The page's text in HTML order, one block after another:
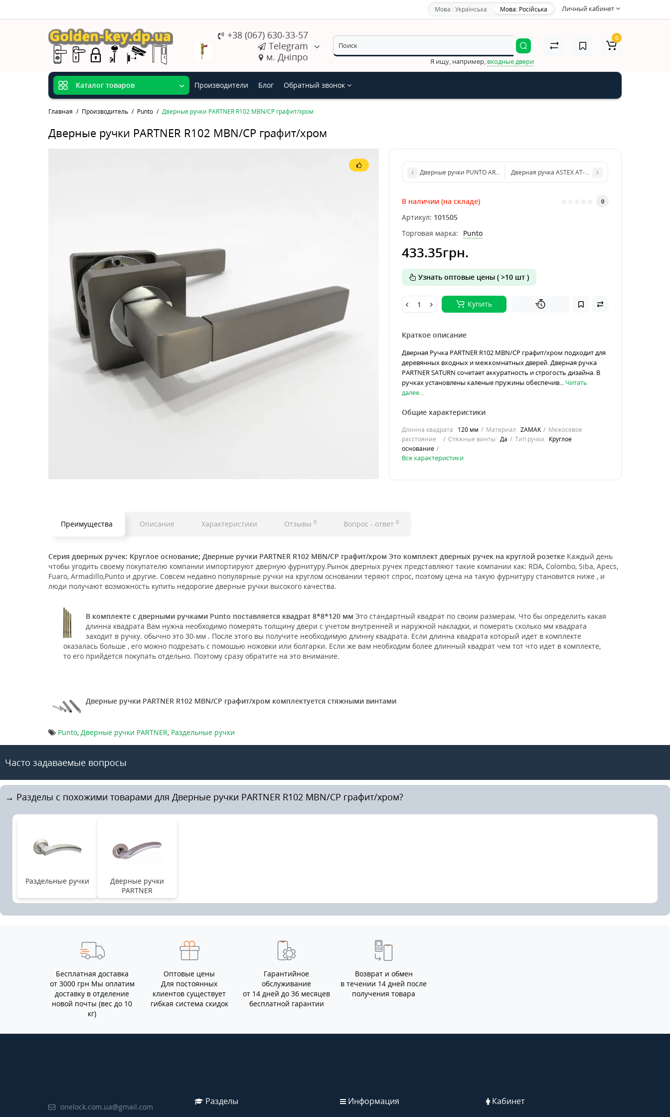
Личный кабинет
Мова : Українська Мова: Російська
+38 (067) 630-33-57
Telegram
м. Дніпро
Я ищу, например, входные двери
0
Каталог товаров Производители Блог Обратный звонок
Главная Производитель Punto Дверные ручки PARTNER R102 MBN/CP графит/хром
Дверные ручки PARTNER R102 MBN/CP графит/хром
Дверные ручки PUNTO ARFA ABG-6 (Зеленая бронза)
В наличии (на складе) 0
Артикул: 101505
Торговая марка:
Punto
433.35грн.
Узнать оптовые цены ( >10 шт )
Купить
Краткое описание
Дверная Ручка PARTNER R102 MBN/CP графит/хром подходит для
деревянных входных и межкомнатных дверей. Дверная ручка
PARTNER SATURN сочетает аккуратность и строгость дизайна. В
ручках установлены каленые пружины обеспечив... Читать
далее...
Общие характеристики
Длинна квадрата 120 мм Материал ZAMAK
Межосевое
расстояние
Стяжные винты Да Тип ручки
Круглое
основание
Все характеристики
Преимущества Описание Характеристики Отзывы 0 Вопрос - ответ 0
Серия дверных ручек: Круглое основание; Дверные ручки PARTNER R102 MBN/CP графит/хром Это комплект дверных ручек на круглой розетке Каждый день
чтобы угодить своему покупателю компании импортируют дверную фурнитуру.Рынок дверных ручек представляют такие компании как: RDA, Colombo, Siba, Apecs,
Fuaro, Armadillo,Punto и другие. Совсем недавно популярные ручки на круглом основании теряют спрос, поэтому цена на такую фурнитуру становится ниже , и
люди получают возможность купить недорогие дверные ручки высокого качества.
В комплекте с дверными ручками Punto поставляется квадрат 8*8*120 мм Это стандартный квадрат по своим размерам. Что бы определить какая
длинна квадрата Вам нужна необходимо померять толщину двери с учетом внутренней и наружной накладки, и померять сколько мм квадрата
заходит в ручку. обычно это 30-мм . После этого вы получите необходимую длинну квадрата. Если длинна квадрата который идет в комплекте
оказалась больше , его можно подрезать с помошью ножовки или болгарки. Если же вам необходим более длинный квадрат чем тот что идет в комплекте,
то его прийдется покупать отдельно. Поэтому сразу обратите на это внимание.
Дверные ручки PARTNER R102 MBN/CP графит/хром комплектуется стяжными винтами
Punto, Дверные ручки PARTNER, Раздельные ручки
Часто задаваемые вопросы
→ Разделы с похожими товарами для Дверные ручки PARTNER R102 MBN/CP графит/хром?
Раздельные ручки
Дверные ручки
PARTNER
Бесплатная доставка
от 3000 грн Мы оплатим
доставку в отделение
новой почты (вес до 10
кг)
Оптовые цены
Для постоянных
клиентов существует
гибкая система скидок
Гарантийное
обслуживание
от 14 дней до 36 месяцев
бесплатной гарантии
Возврат и обмен
в течении 14 дней после
получения товара
onelock.com.ua@gmail.com
Разделы Информация Кабинет